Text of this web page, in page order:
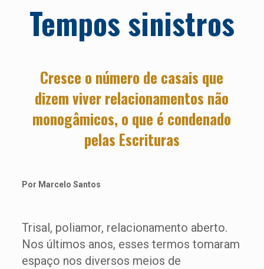
Tempos sinistros
Cresce o número de casais que
dizem viver relacionamentos não
monogâmicos, o que é condenado
pelas Escrituras
Por Marcelo Santos
Trisal, poliamor, relacionamento aberto.
Nos últimos anos, esses termos tomaram
espaço nos diversos meios de